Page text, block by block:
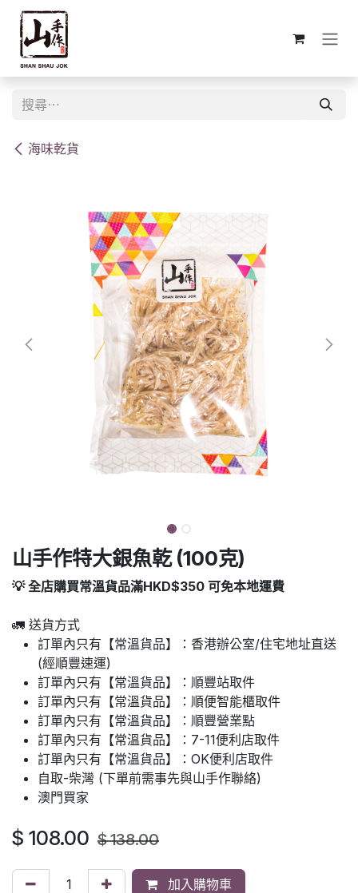
跳至內容
海味乾貨
山手作特大銀魚乾 (100克)
💡 全店購買常溫貨品滿HKD$350 可免本地運費
🚛 送貨方式
訂單內只有【常溫貨品】：香港辦公室/住宅地址直送
(經順豐速運)
訂單內只有【常溫貨品】：順豐站取件
訂單內只有【常溫貨品】：順便智能櫃取件
訂單內只有【常溫貨品】：順豐營業點
訂單內只有【常溫貨品】：7-11便利店取件
訂單內只有【常溫貨品】：OK便利店取件
自取-柴灣 (下單前需事先與山手作聯絡)
澳門買家
$ 108.00 $138.00
加入購物車